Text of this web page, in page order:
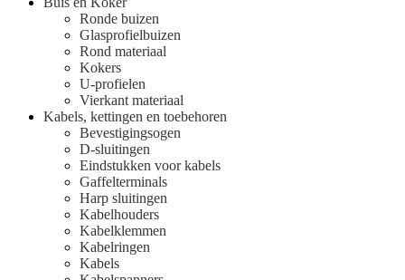
Ronde buizen
Glasprofielbuizen
Rond materiaal
Kokers
U-profielen
Vierkant materiaal
Kabels, kettingen en toebehoren
Bevestigingsogen
D-sluitingen
Eindstukken voor kabels
Gaffelterminals
Harp sluitingen
Kabelhouders
Kabelklemmen
Kabelringen
Kabels